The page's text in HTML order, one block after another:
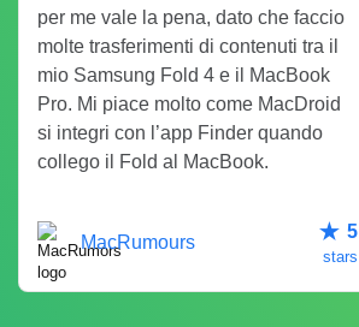
per me vale la pena, dato che faccio
molte trasferimenti di contenuti tra il
mio Samsung Fold 4 e il MacBook
Pro. Mi piace molto come MacDroid
si integri con l’app Finder quando
collego il Fold al MacBook.
MacRumours
5
stars